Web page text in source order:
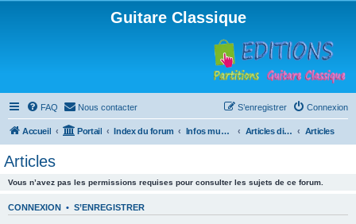
Guitare Classique
FAQ Nous contacter Connexion
S’enregistrer
Accueil Portail Index du forum Infos musicales Articles divers Articles
Articles
Vous n’avez pas les permissions requises pour consulter les sujets de ce forum.
CONNEXION • S’ENREGISTRER